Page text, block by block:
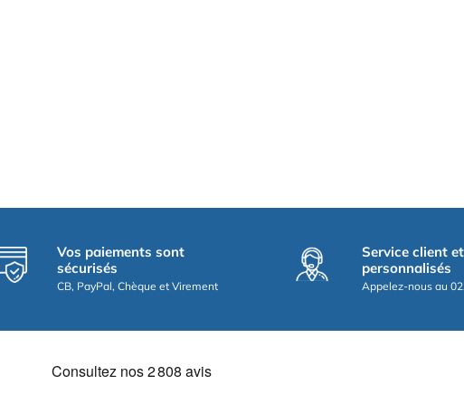
Vos paiements sont
sécurisés
CB, PayPal, Chèque et Virement
Service client
personnalisés
Appelez-nous au